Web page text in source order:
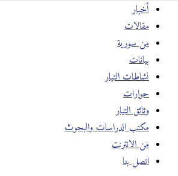
أخبار
مقالات
من سورية
بيانات
نشاطات التيار
حوارات
وثائق التيار
مكتب الدراسات والبحوث
من الانترنت
اتصل بنا